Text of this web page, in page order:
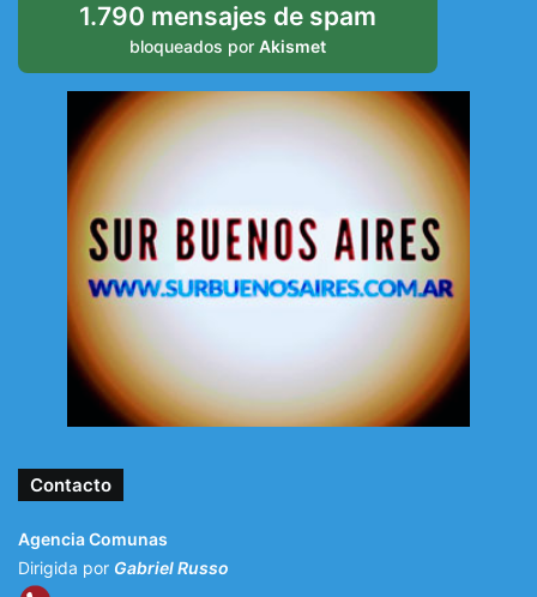
1.790 mensajes de spam
bloqueados por Akismet
Contacto
Agencia Comunas
Dirigida por Gabriel Russo